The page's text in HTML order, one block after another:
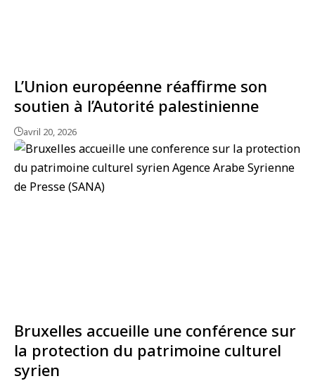
L’Union européenne réaffirme son
soutien à l’Autorité palestinienne
avril 20, 2026
Bruxelles accueille une conférence sur
la protection du patrimoine culturel
syrien